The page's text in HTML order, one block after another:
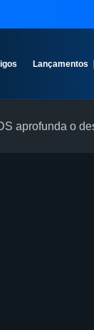
Lançamentos
aprofunda o